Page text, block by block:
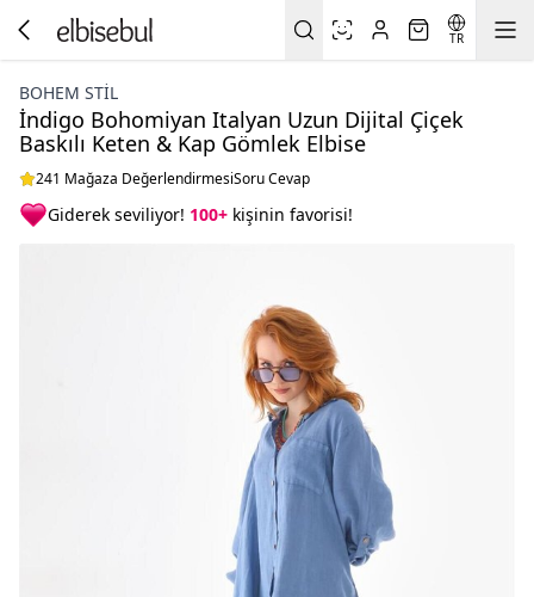
TR
BOHEM STIL
İndigo Bohomiyan Italyan Uzun Dijital Çiçek
Baskılı Keten & Kap Gömlek Elbise
241 Mağaza DeğerlendirmesiSoru Cevap
Giderek seviliyor! 100+ kişinin favorisi!